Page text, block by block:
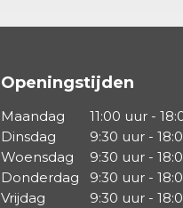
Openingstijden
Maandag
11:00 uur -
Dinsdag
9:30 uur -
Woensdag
9:30 uur -
Donderdag
9:30 uur -
Vrijdag
9:30 uur -